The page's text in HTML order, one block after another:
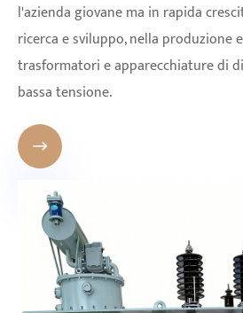
l'azienda giovane ma in rapida
ricerca e sviluppo, nella produzione
trasformatori e apparecchiature di
bassa tensione.
